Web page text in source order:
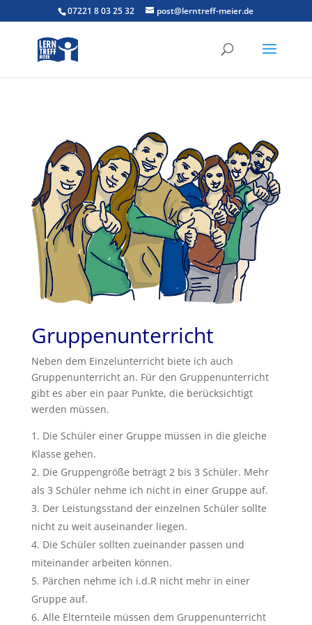
07221 8 03 25 32 post@lerntreff-meier.de
Gruppenunterricht
Neben dem Einzelunterricht biete ich auch
Gruppenunterricht an. Für den Gruppenunterricht
gibt es aber ein paar Punkte, die berücksichtigt
werden müssen.
Die Schüler einer Gruppe müssen in die gleiche
Klasse gehen.
Die Gruppengröße beträgt 2 bis 3 Schüler. Mehr
als 3 Schüler nehme ich nicht in einer Gruppe auf.
Der Leistungsstand der einzelnen Schüler sollte
nicht zu weit auseinander liegen.
Die Schüler sollten zueinander passen und
miteinander arbeiten können.
Pärchen nehme ich i.d.R nicht mehr in einer
Gruppe auf.
Alle Elternteile müssen dem Gruppenunterricht